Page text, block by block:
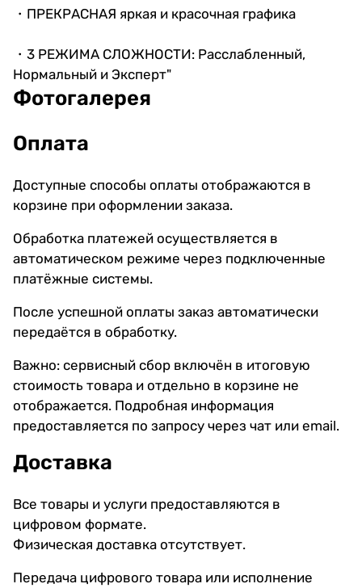
・ПРЕКРАСНАЯ яркая и красочная графика
・3 РЕЖИМА СЛОЖНОСТИ: Расслабленный,
Нормальный и Эксперт"
Фотогалерея
Оплата
Доступные способы оплаты отображаются в
корзине при оформлении заказа.
Обработка платежей осуществляется в
автоматическом режиме через подключенные
платёжные системы.
После успешной оплаты заказ автоматически
передаётся в обработку.
Важно: сервисный сбор включён в итоговую
стоимость товара и отдельно в корзине не
отображается. Подробная информация
предоставляется по запросу через чат или email.
Доставка
Все товары и услуги предоставляются в
цифровом формате.
Физическая доставка отсутствует.
Передача цифрового товара или исполнение